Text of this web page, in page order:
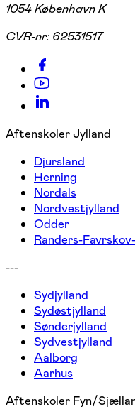
1054 København K
CVR-nr: 62531517
Aftenskoler Jylland
Djursland
Herning
Nordals
Nordvestjylland
Odder
Randers-
---
Sydjylland
Sydøstjylland
Sønderjylland
Sydvestjylland
Aalborg
Aarhus
Aftenskoler Fyn/